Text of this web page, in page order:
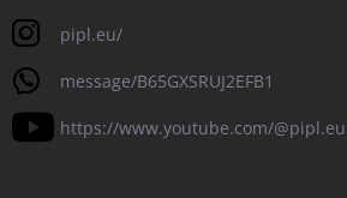
pipl.eu/
message/B65GXSRUJ2EFB1
https://www.youtube.com/